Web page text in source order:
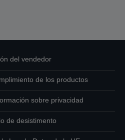
del vendedor
de los productos
sobre privacidad
de desistimento